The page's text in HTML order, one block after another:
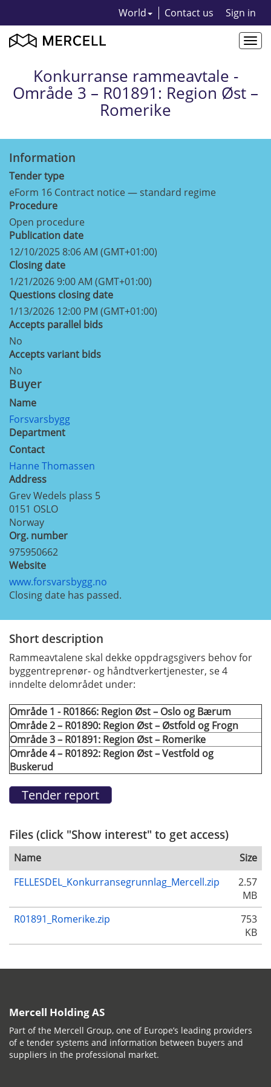
World Contact us Sign in
Konkurranse rammeavtale -
Område 3 – R01891: Region Øst –
Romerike
Information
Tender type
eForm 16 Contract notice — standard regime
Procedure
Open procedure
Publication date
12/10/2025 8:06 AM (GMT+01:00)
Closing date
1/21/2026 9:00 AM (GMT+01:00)
Questions closing date
1/13/2026 12:00 PM (GMT+01:00)
Accepts parallel bids
No
Accepts variant bids
No
Buyer
Name
Forsvarsbygg
Department
Contact
Hanne Thomassen
Address
Grev Wedels plass 5
0151 OSLO
Norway
Org. number
975950662
Website
www.forsvarsbygg.no
Closing date has passed.
Short description
Rammeavtalene skal dekke oppdragsgivers behov for
byggentreprenør- og håndtverkertjenester, se 4
inndelte delområdet under:
Område 1 - R01866: Region Øst – Oslo og Bærum
Område 2 – R01890: Region Øst – Østfold og Frogn
Område 3 – R01891: Region Øst – Romerike
Område 4 – R01892: Region Øst – Vestfold og
Buskerud
Files (click "Show interest" to get access)
Name
Size
FELLESDEL_Konkurransegrunnlag_Mercell.zip
2.57
MB
R01891_Romerike.zip
753
KB
Mercell Holding AS
Part of the Mercell Group, one of Europe’s leading providers
of e tender systems and information between buyers and
suppliers in the professional market.